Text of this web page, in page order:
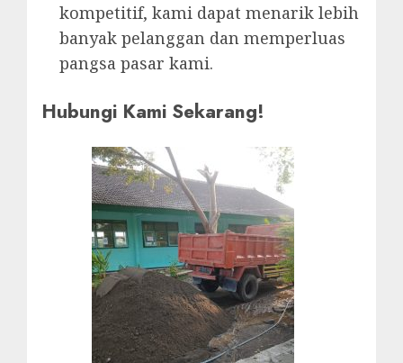
kompetitif, kami dapat menarik lebih
banyak pelanggan dan memperluas
pangsa pasar kami.
Hubungi Kami Sekarang!